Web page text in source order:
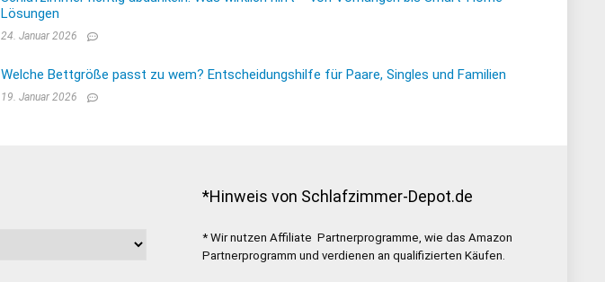
Lösungen
24. Januar 2026
Welche Bettgröße passt zu wem? Entscheidungshilfe für Paare, Singles und Familien
19. Januar 2026
*Hinweis von Schlafzimmer-Depot.de
* Wir nutzen Affiliate Partnerprogramme, wie das Amazon
Partnerprogramm und verdienen an qualifizierten Käufen.